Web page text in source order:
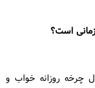
است؟
چرخه روزانه خواب و